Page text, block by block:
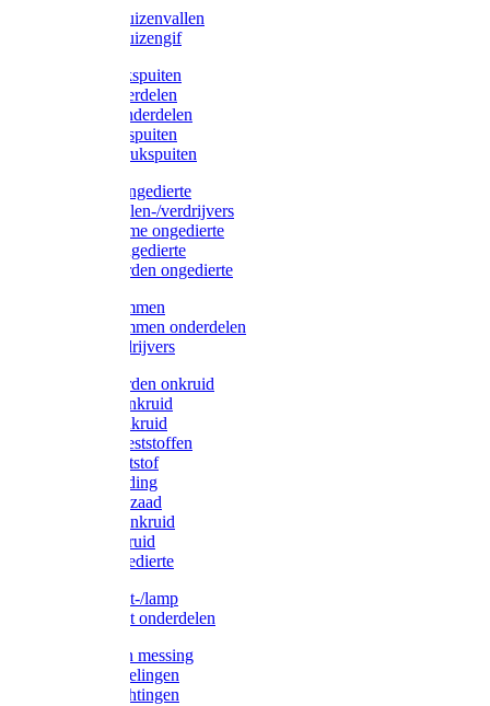
Ratten / Muizenvallen
Ratten / Muizengif
Gloria drukspuiten
Gloria onderdelen
Gardena onderdelen
Dario drukspuiten
Gardena drukspuiten
Diversen ongedierte
Insectenvallen-/verdrijvers
Protect Home ongedierte
Solabiol ongedierte
Protect Garden ongedierte
Mollenklemmen
Mollenklemmen onderdelen
Mollenverdrijvers
Protect Garden onkruid
Diversen onkruid
Solabiol onkruid
Solabiol meststoffen
Pokon meststof
Pokon voeding
Pokon graszaad
Roundup onkruid
Pokon onkruid
Pokon ongedierte
Vliegenkast-/lamp
Vliegenkast onderdelen
Zuigkorven messing
Geka koppelingen
Geka afdichtingen